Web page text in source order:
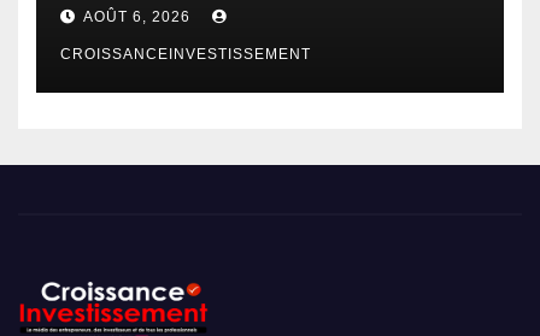
AOÛT 6, 2026
CROISSANCEINVESTISSEMENT